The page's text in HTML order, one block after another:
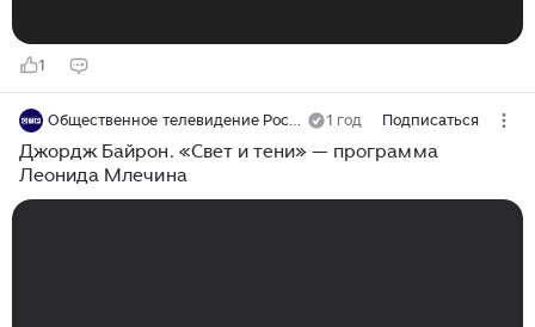
1
Общественное телевидение России 1 год Подписаться
Джордж Байрон. «Свет и тени» — программа
Леонида Млечина